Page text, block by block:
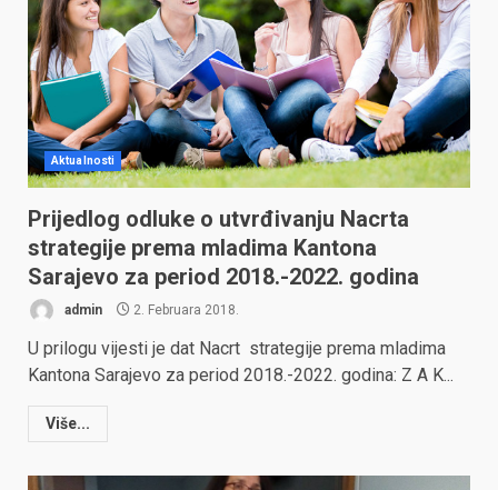
Aktualnosti
Prijedlog odluke o utvrđivanju Nacrta
strategije prema mladima Kantona
Sarajevo za period 2018.-2022. godina
admin 2. Februara 2018.
U prilogu vijesti je dat Nacrt strategije prema mladima
Kantona Sarajevo za period 2018.-2022. godina: Z A K...
Više...